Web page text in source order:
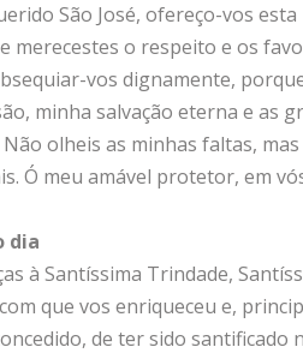
São José, ofereço-vos
merecestes o respeito e os
vos dignamente,
minha salvação eterna e as
Não olheis as minhas faltas,
Ó meu amável protetor, em
dia
à Santíssima Trindade,
que vos enriqueceu e,
de ter sido santificado